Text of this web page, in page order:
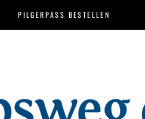
PILGERPASS BESTELLEN